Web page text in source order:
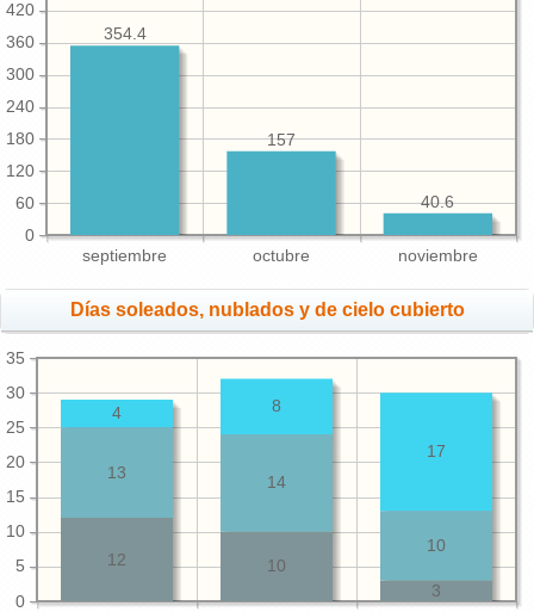
septiembre octubre noviembre
0
60
120
180
240
300
360
420
40.6
157
354.4
Días soleados, nublados y de cielo cubierto
0
5
10
15
20
25
30
35
3
10
12
10
14
13
17
8
4